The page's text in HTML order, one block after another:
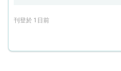
刊登於 1日前